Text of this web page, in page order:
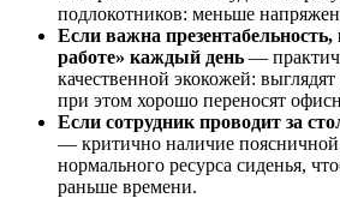
подлокотников: меньше
Если важна презентабельность,
работе» каждый день —
качественной экокожей:
при этом хорошо переносят
Если сотрудник проводит за
— критично наличие
нормального ресурса сиденья,
раньше времени.